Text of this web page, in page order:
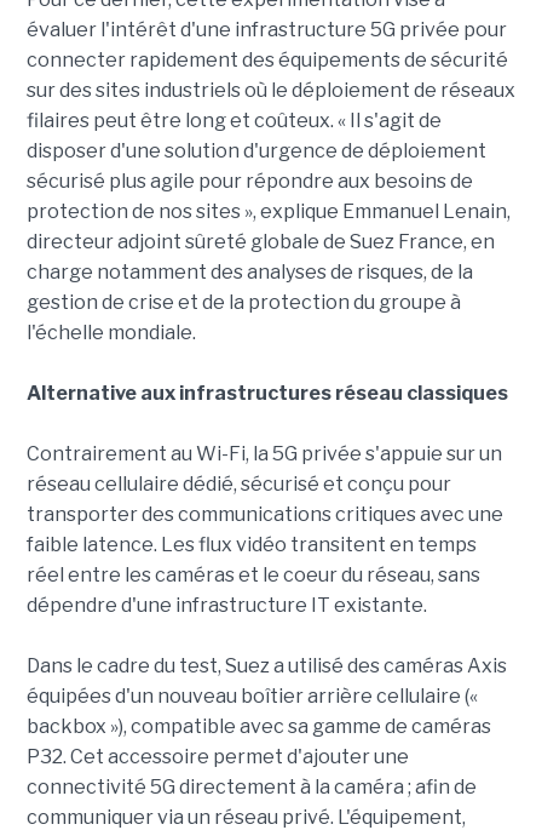
évaluer l'intérêt d'une infrastructure 5G privée pour
connecter rapidement des équipements de sécurité
sur des sites industriels où le déploiement de réseaux
filaires peut être long et coûteux. « Il s'agit de
disposer d'une solution d'urgence de déploiement
sécurisé plus agile pour répondre aux besoins de
protection de nos sites », explique Emmanuel Lenain,
directeur adjoint sûreté globale de Suez France, en
charge notamment des analyses de risques, de la
gestion de crise et de la protection du groupe à
l'échelle mondiale.
Alternative aux infrastructures réseau classiques
Contrairement au Wi-Fi, la 5G privée s'appuie sur un
réseau cellulaire dédié, sécurisé et conçu pour
transporter des communications critiques avec une
faible latence. Les flux vidéo transitent en temps
réel entre les caméras et le coeur du réseau, sans
dépendre d'une infrastructure IT existante.
Dans le cadre du test, Suez a utilisé des caméras Axis
équipées d'un nouveau boîtier arrière cellulaire («
backbox »), compatible avec sa gamme de caméras
P32. Cet accessoire permet d'ajouter une
connectivité 5G directement à la caméra ; afin de
communiquer via un réseau privé. L'équipement,